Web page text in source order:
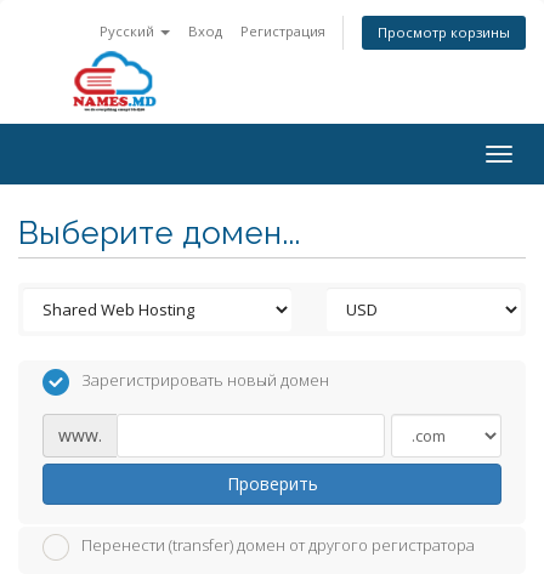
Русский Вход Регистрация Просмотр корзины
Выберите домен...
Зарегистрировать новый домен
www.
Проверить
Перенести (transfer) домен от другого регистратора